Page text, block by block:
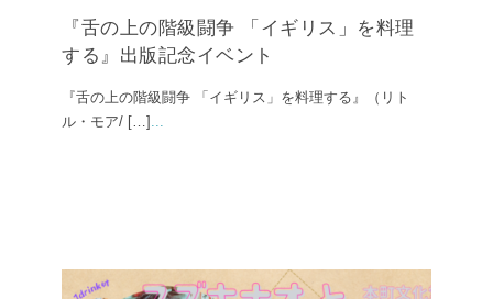
『舌の上の階級闘争 「イギリス」を料理
する』出版記念イベント
『舌の上の階級闘争 「イギリス」を料理する』（リト
ル・モア/ […] ...